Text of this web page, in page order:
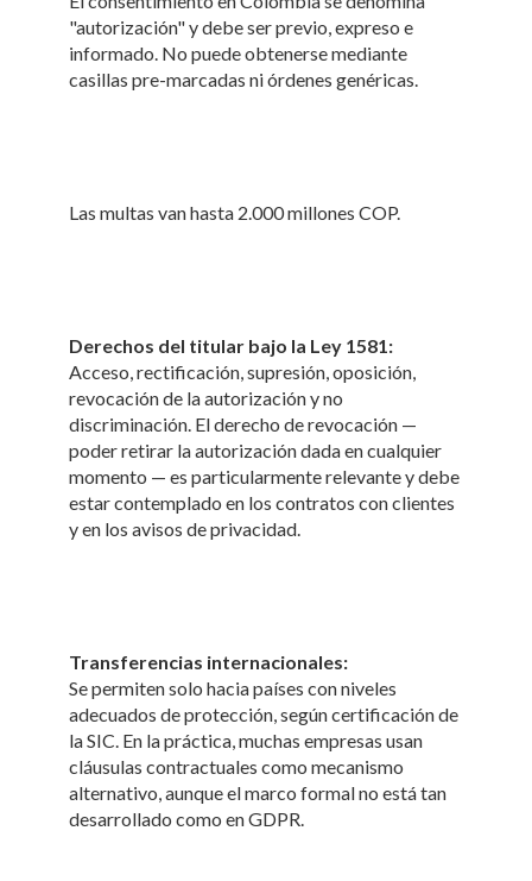
"autorización" y debe ser previo, expreso e
informado. No puede obtenerse mediante
casillas pre-marcadas ni órdenes genéricas.
Las multas van hasta 2.000 millones COP.
Derechos del titular bajo la Ley 1581:
Acceso, rectificación, supresión, oposición,
revocación de la autorización y no
discriminación. El derecho de revocación —
poder retirar la autorización dada en cualquier
momento — es particularmente relevante y debe
estar contemplado en los contratos con clientes
y en los avisos de privacidad.
Transferencias internacionales:
Se permiten solo hacia países con niveles
adecuados de protección, según certificación de
la SIC. En la práctica, muchas empresas usan
cláusulas contractuales como mecanismo
alternativo, aunque el marco formal no está tan
desarrollado como en GDPR.